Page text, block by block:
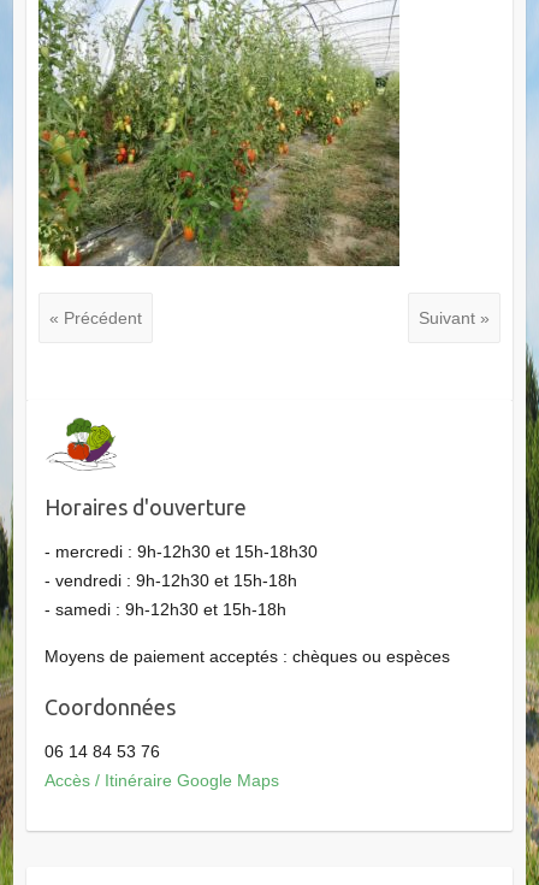
« Précédent Suivant »
Horaires d'ouverture
- mercredi : 9h-12h30 et 15h-18h30
- vendredi : 9h-12h30 et 15h-18h
- samedi : 9h-12h30 et 15h-18h
Moyens de paiement acceptés : chèques ou espèces
Coordonnées
06 14 84 53 76
Accès / Itinéraire Google Maps